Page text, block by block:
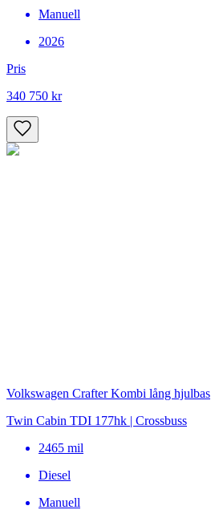
Manuell
2026
Pris
340 750 kr
Volkswagen Crafter Kombi lång hjulbas
Twin Cabin TDI 177hk | Crossbuss
2465 mil
Diesel
Manuell